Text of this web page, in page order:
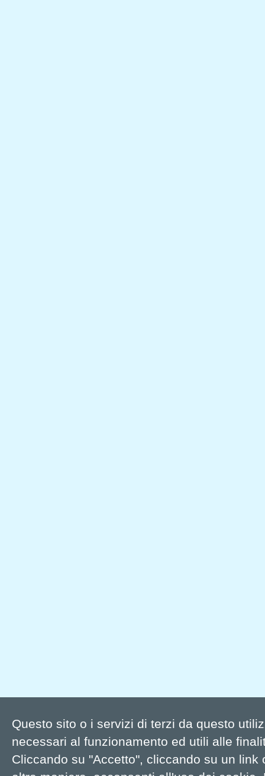
Questo sito o i servizi di terzi da questo
necessari al funzionamento ed utili alle
Cliccando su "Accetto", cliccando su un